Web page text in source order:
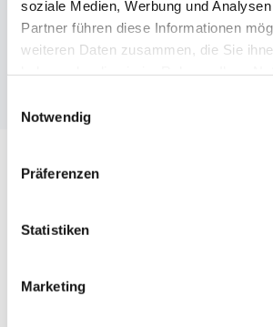
soziale Medien, Werbung und
Partner führen diese Informationen
weiteren Daten zusammen, die Sie
Notwendig
Präferenzen
Statistiken
Marketing
Natürliche Einschlafhilfen